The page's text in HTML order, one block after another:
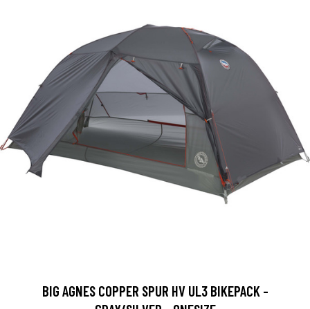
BIG AGNES COPPER SPUR HV UL3 BIKEPACK -